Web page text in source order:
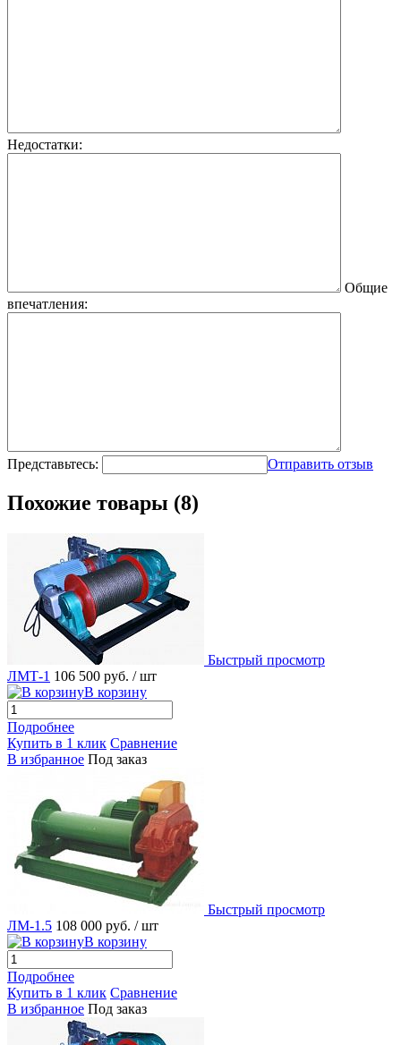
Недостатки:
Общие
впечатления:
Представьтесь: Отправить отзыв
Похожие товары (8)
Быстрый просмотр
ЛМТ-1 106 500 руб. / шт
В корзину
Подробнее
Купить в 1 клик Сравнение
В избранное Под заказ
Быстрый просмотр
ЛМ-1.5 108 000 руб. / шт
В корзину
Подробнее
Купить в 1 клик Сравнение
В избранное Под заказ